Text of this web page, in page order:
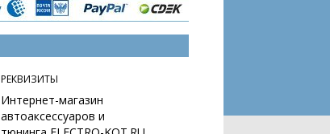
РЕКВИЗИТЫ
Интернет-магазин
автоаксессуаров и